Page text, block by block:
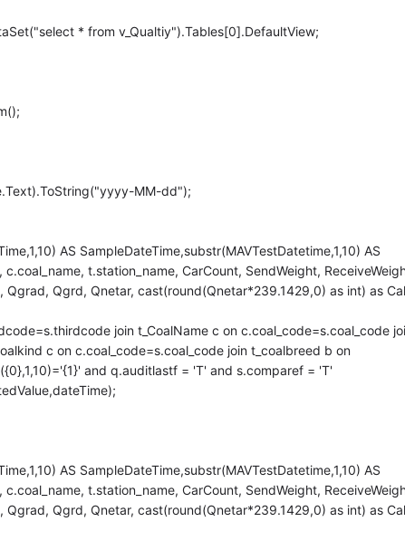
* from v_Qualtiy").Tables[0].DefaultView;
MM-dd");
AS SampleDateTime,substr(MAVTestDatetime,1,10) AS
t.station_name, CarCount, SendWeight,
Qgrad, Qgrd, Qnetar, cast(round(Qnetar*239.1429,0) as int) as
join t_CoalName c on c.coal_code=s.coal_code
c on c.coal_code=s.coal_code join t_coalbreed b on
and q.auditlastf = 'T' and s.comparef = 'T'
AS SampleDateTime,substr(MAVTestDatetime,1,10) AS
t.station_name, CarCount, SendWeight,
Qgrad, Qgrd, Qnetar, cast(round(Qnetar*239.1429,0) as int) as